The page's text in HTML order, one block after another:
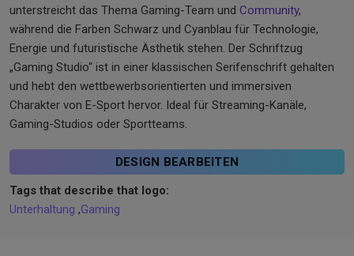
unterstreicht das Thema Gaming-Team und Community,
während die Farben Schwarz und Cyanblau für Technologie,
Energie und futuristische Ästhetik stehen. Der Schriftzug
„Gaming Studio“ ist in einer klassischen Serifenschrift gehalten
und hebt den wettbewerbsorientierten und immersiven
Charakter von E-Sport hervor. Ideal für Streaming-Kanäle,
Gaming-Studios oder Sportteams.
DESIGN BEARBEITEN
Tags that describe that logo:
Unterhaltung ,Gaming